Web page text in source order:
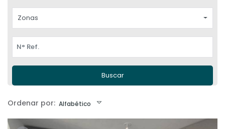
Zonas
Buscar
Ordenar por: Alfabético